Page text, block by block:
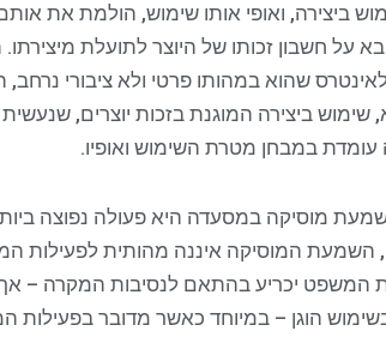
ואופי אותו שימוש, הולמת את
על חשבון זכותו של היוצר לתועלת מיצירתו.
שהוא במהותו פרטי ולא ציבורי
שימוש ביצירה המוגנת בזכות יוצרים,
במבחן מטרת השימוש ואופיו.
מוסיקה במסעדה היא פעולה נפוצה
המוסיקה איננה מהותית לפעילות
המשפט יכריע בהתאם לנסיבות המקרה – אך
בשימוש הוגן – במיוחד כאשר מדובר